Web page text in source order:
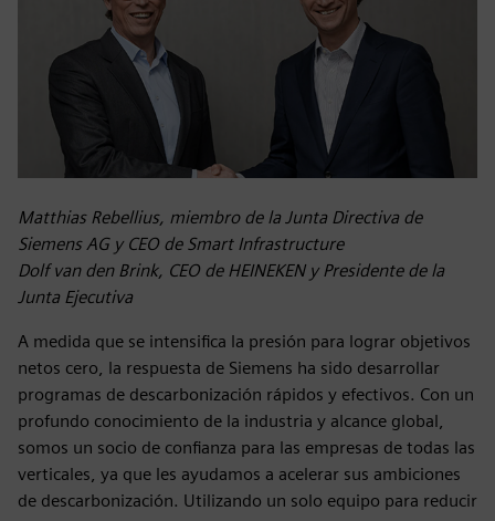
Matthias Rebellius, miembro de la Junta Directiva de
Siemens AG y CEO de Smart Infrastructure
Dolf van den Brink, CEO de HEINEKEN y Presidente de la
Junta Ejecutiva
A medida que se intensifica la presión para lograr objetivos
netos cero, la respuesta de Siemens ha sido desarrollar
programas de descarbonización rápidos y efectivos. Con un
profundo conocimiento de la industria y alcance global,
somos un socio de confianza para las empresas de todas las
verticales, ya que les ayudamos a acelerar sus ambiciones
de descarbonización. Utilizando un solo equipo para reducir